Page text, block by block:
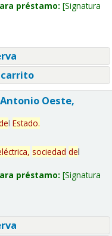
préstamo: Signatura
Oeste,
l Estado.
sociedad del
préstamo: Signatura